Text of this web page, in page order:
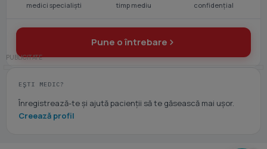
medici specialiști timp mediu confidențial
Pune o întrebare
EȘTI MEDIC?
Înregistrează-te și ajută pacienții să te găsească mai ușor.
Creează profil